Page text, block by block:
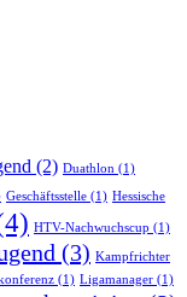
(2) Duathlon (1)
Geschäftsstelle (1) Hessische
HTV-Nachwuchscup (1)
(3) Kampfrichter
(1) Ligamanager (1)